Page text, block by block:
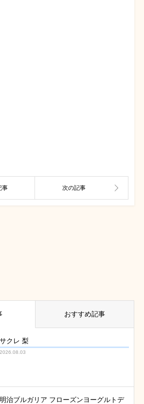
おすすめ記事
サクレ 梨
2026.08.03
明治ブルガリア フローズンヨーグルトデ